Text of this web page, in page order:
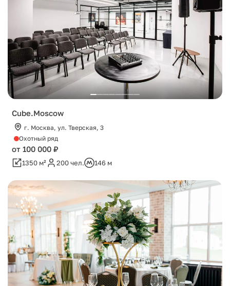
Cube.Moscow
г. Москва, ул. Тверская, 3
Охотный ряд
от 100 000 ₽
1350 м² 200 чел. 146 м